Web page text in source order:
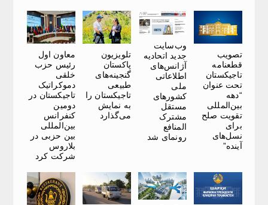
تصویب
قطعنامه
تاجیکستان
تحت عنوان
“دهه
بین‌المللی
تقویت صلح
برای
نسل‌های
آینده”
وب‌سایت
جدید اتحادیه
آژانس‌های
اطلاعاتی
ملی
کشورهای
مستقل
مشترک
المنافع
رونمای شد
تلویزیون
پاکستان
گنجینه‌های
طبیعی
تاجیکستان را
به نمایش
می‌گذارد
معاون اول
رئیس حزب
خلقی
دموکراتیک
تاجیکستان در
دومین
کنفرانس
بین‌المللی
بین حزبی در
بلاروس
شرکت کرد